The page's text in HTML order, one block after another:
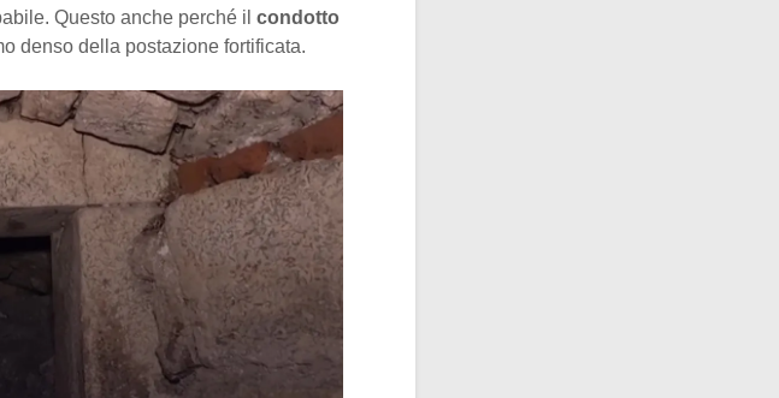
Questo anche perché il condotto
denso della postazione fortificata.